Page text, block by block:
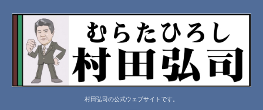
村田弘司の公式ウェブサイトです。